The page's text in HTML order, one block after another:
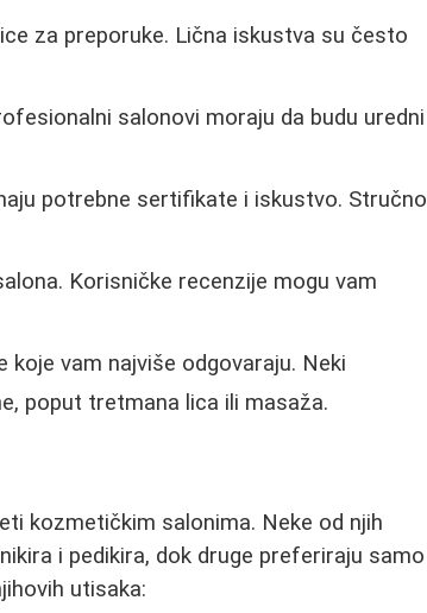
za preporuke. Lična iskustva su često
salonovi moraju da budu uredni
potrebne sertifikate i iskustvo. Stručno
Korisničke recenzije mogu vam
koje vam najviše odgovaraju. Neki
poput tretmana lica ili masaža.
kozmetičkim salonima. Neke od njih
i pedikira, dok druge preferiraju samo
utisaka: